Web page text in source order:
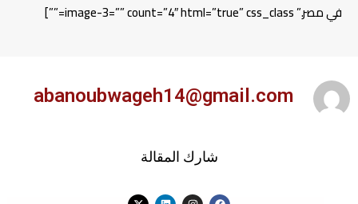
في مصر.” image-3=”” count=”4″ html=”true” css_class=””]
abanoubwageh14@gmail.com
شارك المقالة